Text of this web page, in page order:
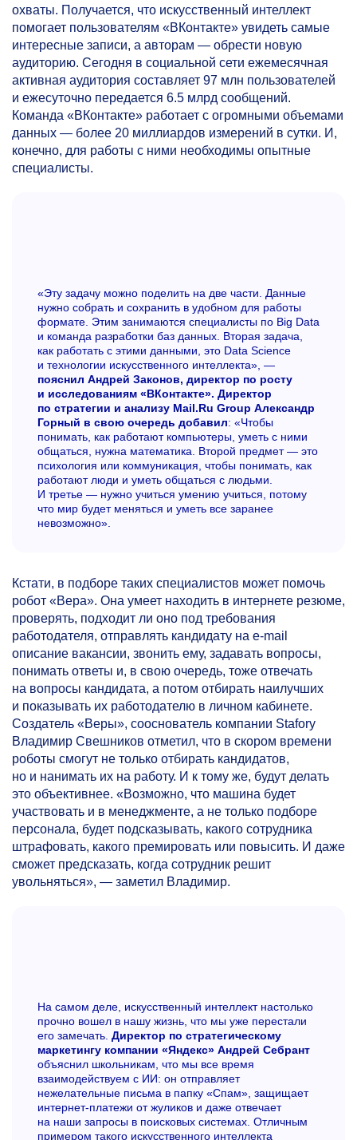
охваты. Получается, что искусственный интеллект
помогает пользователям «ВКонтакте» увидеть самые
интересные записи, а авторам — обрести новую
аудиторию. Сегодня в социальной сети ежемесячная
активная аудитория составляет 97 млн пользователей
и ежесуточно передается 6.5 млрд сообщений.
Команда «ВКонтакте» работает с огромными объемами
данных — более 20 миллиардов измерений в сутки. И,
конечно, для работы с ними необходимы опытные
специалисты.
«Эту задачу можно поделить на две части. Данные
нужно собрать и сохранить в удобном для работы
формате. Этим занимаются специалисты по Big Data
и команда разработки баз данных. Вторая задача,
как работать с этими данными, это Data Science
и технологии искусственного интеллекта», —
пояснил Андрей Законов, директор по росту
и исследованиям «ВКонтакте». Директор
по стратегии и анализу Mail.Ru Group Александр
Горный в свою очередь добавил: «Чтобы
понимать, как работают компьютеры, уметь с ними
общаться, нужна математика. Второй предмет — это
психология или коммуникация, чтобы понимать, как
работают люди и уметь общаться с людьми.
И третье — нужно учиться умению учиться, потому
что мир будет меняться и уметь все заранее
невозможно».
Кстати, в подборе таких специалистов может помочь
робот «Вера». Она умеет находить в интернете резюме,
проверять, подходит ли оно под требования
работодателя, отправлять кандидату на e-mail
описание вакансии, звонить ему, задавать вопросы,
понимать ответы и, в свою очередь, тоже отвечать
на вопросы кандидата, а потом отбирать наилучших
и показывать их работодателю в личном кабинете.
Создатель «Веры», сооснователь компании Stafory
Владимир Свешников отметил, что в скором времени
роботы смогут не только отбирать кандидатов,
но и нанимать их на работу. И к тому же, будут делать
это объективнее. «Возможно, что машина будет
участвовать и в менеджменте, а не только подборе
персонала, будет подсказывать, какого сотрудника
штрафовать, какого премировать или повысить. И даже
сможет предсказать, когда сотрудник решит
увольняться», — заметил Владимир.
На самом деле, искусственный интеллект настолько
прочно вошел в нашу жизнь, что мы уже перестали
его замечать. Директор по стратегическому
маркетингу компании «Яндекс» Андрей Себрант
объяснил школьникам, что мы все время
взаимодействуем с ИИ: он отправляет
нежелательные письма в папку «Спам», защищает
интернет-платежи от жуликов и даже отвечает
на наши запросы в поисковых системах. Отличным
примером такого искусственного интеллекта